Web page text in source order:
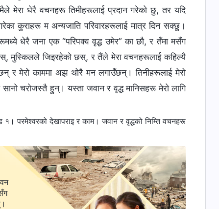
मैले मेरा धेरै वचनहरू तिमीहरूलाई प्रदान गरेको छु, तर यदि
कुराहरू म अन्यजाति परिवारहरूलाई मात्र दिन सक्छु।
धेरै जना एक “परिपक्व वृद्ध उमेर” का छौ, र तँमा मसँग
मुस्किलले जिइरहेको छस्, र तैंले मेरा वचनहरूलाई कहिल्यै
र मेरो काममा अझ थोरै मन लगाउँछन्। तिनीहरूलाई मेरो
चरोजस्तै हुन्। यस्ता जवान र वृद्ध मानिसहरू मेरो लागि
परमेश्‍वरको देखापराइ र काम। जवान र वृद्धको निम्ति वचनहरू